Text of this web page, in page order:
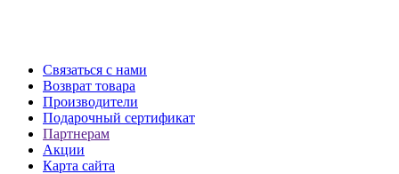
Связаться с нами
Возврат товара
Производители
Подарочный сертификат
Партнерам
Акции
Карта сайта